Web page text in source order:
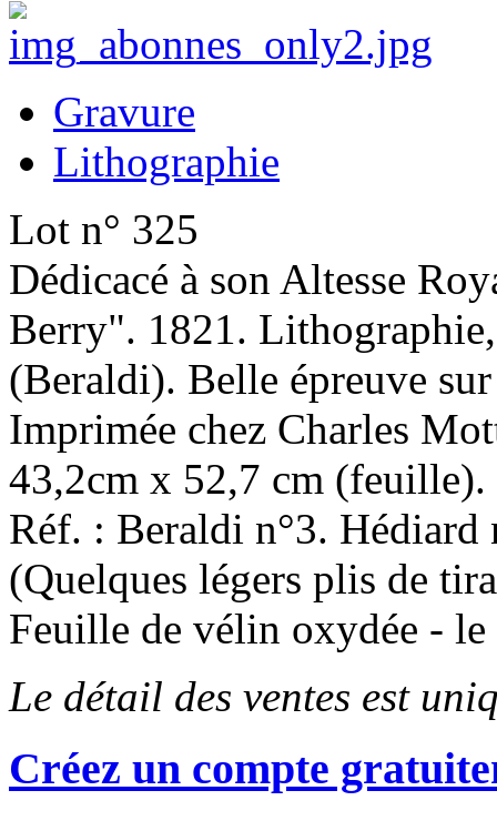
Gravure
Lithographie
Lot n° 325
Dédicacé à son Altesse
Berry". 1821.
(Beraldi). Belle épreuve
Imprimée chez Charles
43,2cm x 52,7 cm (feuille).
Réf. : Beraldi n°3. Hédiard
(Quelques légers plis de
Feuille de vélin oxydée -
Le détail des ventes est
Créez un compte